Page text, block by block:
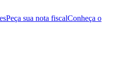
Peça sua nota fiscalConheça o